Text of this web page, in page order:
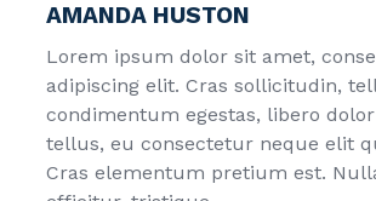
AMANDA HUSTON
Lorem ipsum dolor sit amet,
adipiscing elit. Cras sollicitudin,
condimentum egestas, libero
tellus, eu consectetur neque elit
Cras elementum pretium est.